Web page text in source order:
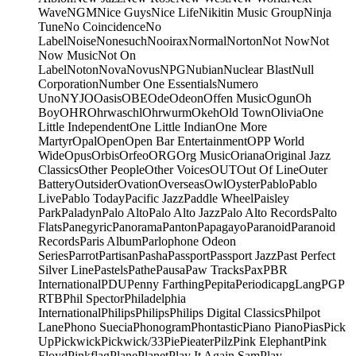
WaveNGMNice GuysNice LifeNikitin Music GroupNinja
TuneNo CoincidenceNo
LabelNoiseNonesuchNooiraxNormalNortonNot NowNot
Now MusicNot On
LabelNotonNovaNovusNPGNubianNuclear BlastNull
CorporationNumber One EssentialsNumero
UnoNYJOOasisOBEOdeOdeonOffen MusicOgunOh
BoyOHROhrwaschlOhrwurmOkehOld TownOliviaOne
Little IndependentOne Little IndianOne More
MartyrOpalOpenOpen Bar EntertainmentOPP World
WideOpusOrbisOrfeoORGOrg MusicOrianaOriginal Jazz
ClassicsOther PeopleOther VoicesOUTOut Of LineOuter
BatteryOutsiderOvationOverseasOwlOysterPabloPablo
LivePablo TodayPacific JazzPaddle WheelPaisley
ParkPaladynPalo AltoPalo Alto JazzPalo Alto RecordsPalto
FlatsPanegyricPanoramaPantonPapagayoParanoidParanoid
RecordsParis AlbumParlophone Odeon
SeriesParrotPartisanPashaPassportPassport JazzPast Perfect
Silver LinePastelsPathePausaPaw TracksPaxPBR
InternationalPDUPenny FarthingPepitaPeriodicapgLangPGP
RTBPhil SpectorPhiladelphia
InternationalPhilipsPhilipsPhilips Digital ClassicsPhilpot
LanePhono SueciaPhonogramPhontasticPiano PianoPiasPick
UpPickwickPickwick/33PiePieaterPilzPink ElephantPink